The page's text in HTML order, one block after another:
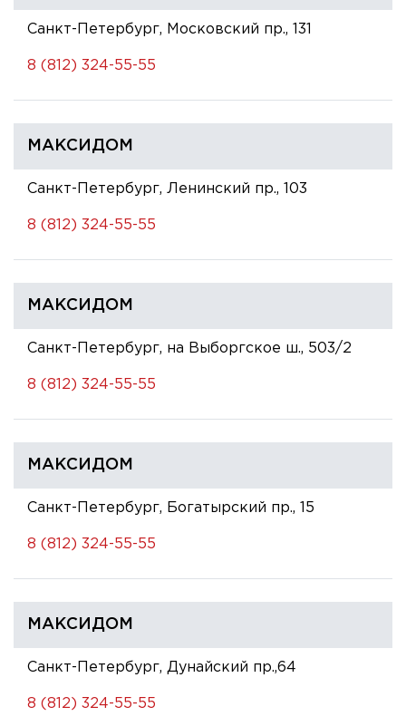
Санкт-Петербург, Московский пр., 131
8 (812) 324-55-55
МАКСИДОМ
Санкт-Петербург, Ленинский пр., 103
8 (812) 324-55-55
МАКСИДОМ
Санкт-Петербург, на Выборгское ш., 503/2
8 (812) 324-55-55
МАКСИДОМ
Санкт-Петербург, Богатырский пр., 15
8 (812) 324-55-55
МАКСИДОМ
Санкт-Петербург, Дунайский пр.,64
8 (812) 324-55-55